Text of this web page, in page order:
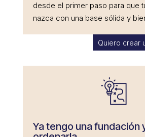
desde el primer paso para que
nazca con una base sólida y
Quiero crear
Ya tengo una fundación